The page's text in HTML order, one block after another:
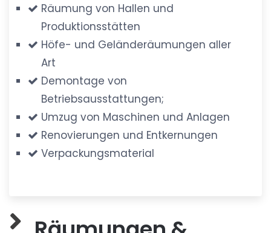
Räumung von Hallen und
Produktionsstätten
Höfe- und Geländeräumungen aller
Art
Demontage von
Betriebsausstattungen;
Umzug von Maschinen und Anlagen
Renovierungen und Entkernungen
Verpackungsmaterial